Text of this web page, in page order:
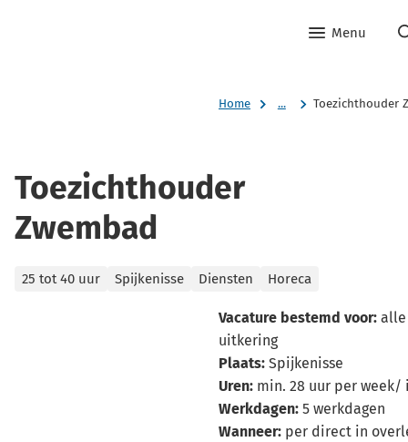
Menu
Home ... Toezichthouder
Toezichthouder
Zwembad
25 tot 40 uur Spijkenisse Diensten Horeca
Vacature bestemd voor: alle
uitkering
Plaats: Spijkenisse
Uren: min. 28 uur per week/
Werkdagen: 5 werkdagen
Wanneer: per direct in